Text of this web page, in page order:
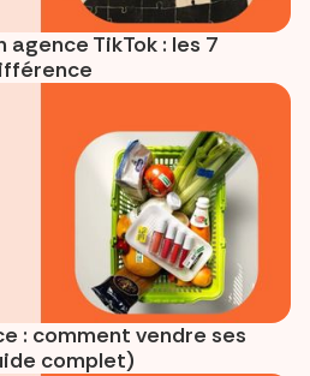
TikTok : les 7
: comment vendre ses
complet)